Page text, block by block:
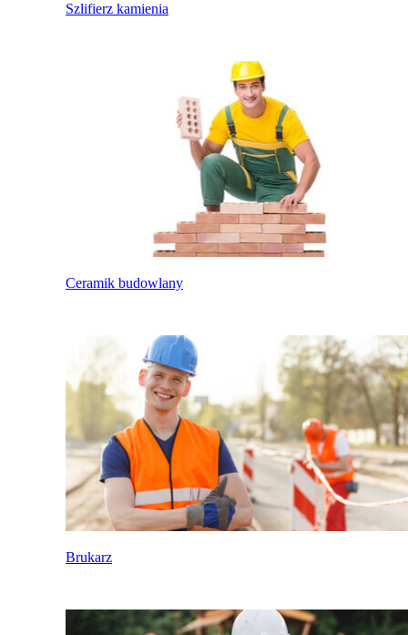
Szlifierz kamienia
Ceramik budowlany
Brukarz